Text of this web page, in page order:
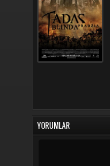
YORUMLAR